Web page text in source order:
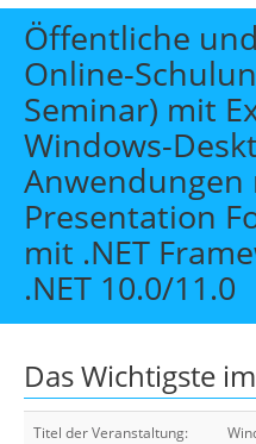
Start
Themen
Beratung
Individuelle
Offene
Wissen
Über uns
Öffentliche
Online-
Seminar) mit
Windows-
Presentation
mit .NET
.NET 10.0/11.0
Das Wichtigste
Titel der Veranstaltung: